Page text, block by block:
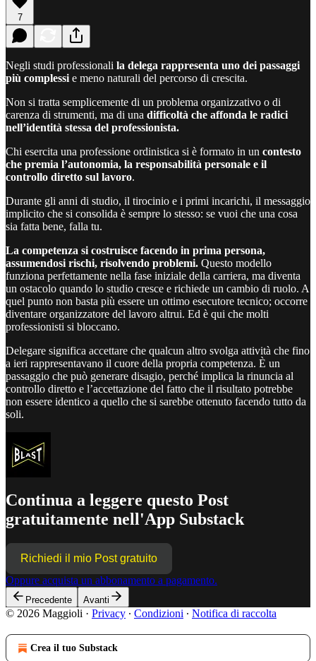
7
Negli studi professionali la delega rappresenta uno dei passaggi
più complessi e meno naturali del percorso di crescita.
Non si tratta semplicemente di un problema organizzativo o di
carenza di strumenti, ma di una difficoltà che affonda le radici
nell’identità stessa del professionista.
Chi esercita una professione ordinistica si è formato in un contesto
che premia l’autonomia, la responsabilità personale e il
controllo diretto sul lavoro.
Durante gli anni di studio, il tirocinio e i primi incarichi, il messaggio
implicito che si consolida è sempre lo stesso: se vuoi che una cosa
sia fatta bene, falla tu.
La competenza si costruisce facendo in prima persona,
assumendosi rischi, risolvendo problemi. Questo modello
funziona perfettamente nella fase iniziale della carriera, ma diventa
un ostacolo quando lo studio cresce e richiede un cambio di ruolo. A
quel punto non basta più essere un ottimo esecutore tecnico; occorre
diventare organizzatore del lavoro altrui. Ed è qui che molti
professionisti si bloccano.
Delegare significa accettare che qualcun altro svolga attività che fino
a ieri rappresentavano il cuore della propria competenza. È un
passaggio che può generare disagio, perché implica la rinuncia al
controllo diretto e l’accettazione del fatto che il risultato potrebbe
non essere identico a quello che si sarebbe ottenuto facendo tutto da
soli.
Continua a leggere questo Post
gratuitamente nell'App Substack
Richiedi il mio Post gratuito
Oppure acquista un abbonamento a pagamento.
Precedente Avanti
© 2026 Maggioli · Privacy ∙ Condizioni ∙ Notifica di raccolta
Crea il tuo Substack